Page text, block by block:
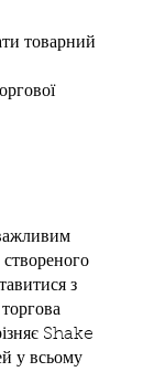
товарний
з
Shake
у всьому